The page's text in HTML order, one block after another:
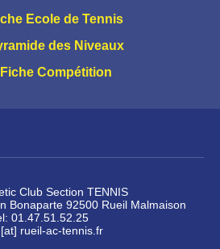
Ecole de Tennis
des Niveaux
Fiche Compétition
Club Section TENNIS
Bonaparte 92500 Rueil Malmaison
01.47.51.52.25
rueil-ac-tennis.fr